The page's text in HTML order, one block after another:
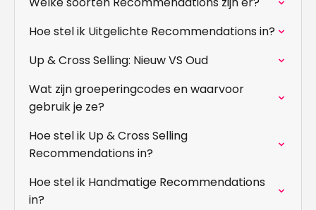
Hoe stel ik Uitgelichte Recommendations in?
Up & Cross Selling: Nieuw VS Oud
Wat zijn groeperingcodes en waarvoor
gebruik je ze?
Hoe stel ik Up & Cross Selling
Recommendations in?
Hoe stel ik Handmatige Recommendations
in?